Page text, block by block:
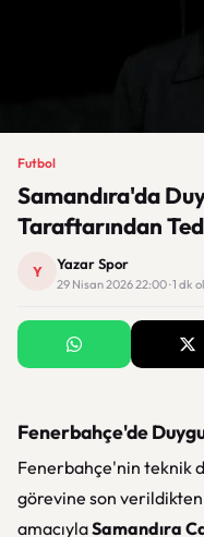
Futbol
Samandıra'da
Taraftarından
Y Yazar Spor
29 Nisan 2026 22:00 · 1 dk
Fenerbahçe'de
Fenerbahçe'nin teknik
görevine son
amacıylaSamandıra